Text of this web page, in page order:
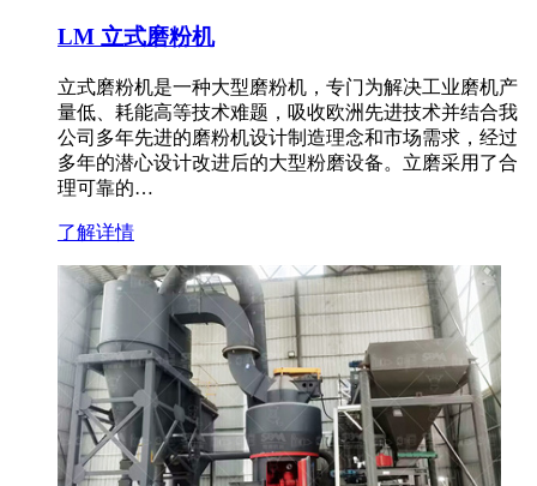
LM 立式磨粉机
立式磨粉机是一种大型磨粉机，专门为解决工业磨机产
量低、耗能高等技术难题，吸收欧洲先进技术并结合我
公司多年先进的磨粉机设计制造理念和市场需求，经过
多年的潜心设计改进后的大型粉磨设备。立磨采用了合
理可靠的…
了解详情